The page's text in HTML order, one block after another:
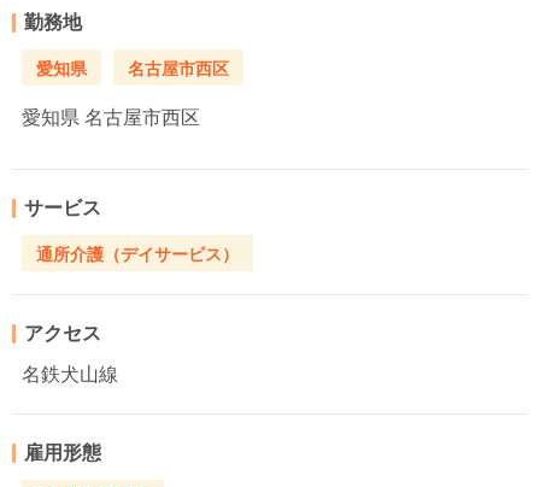
勤務地
愛知県 名古屋市西区
愛知県 名古屋市西区
サービス
通所介護（デイサービス）
アクセス
名鉄犬山線
雇用形態